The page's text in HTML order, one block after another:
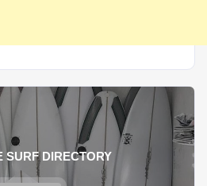
SURF DIRECTORY